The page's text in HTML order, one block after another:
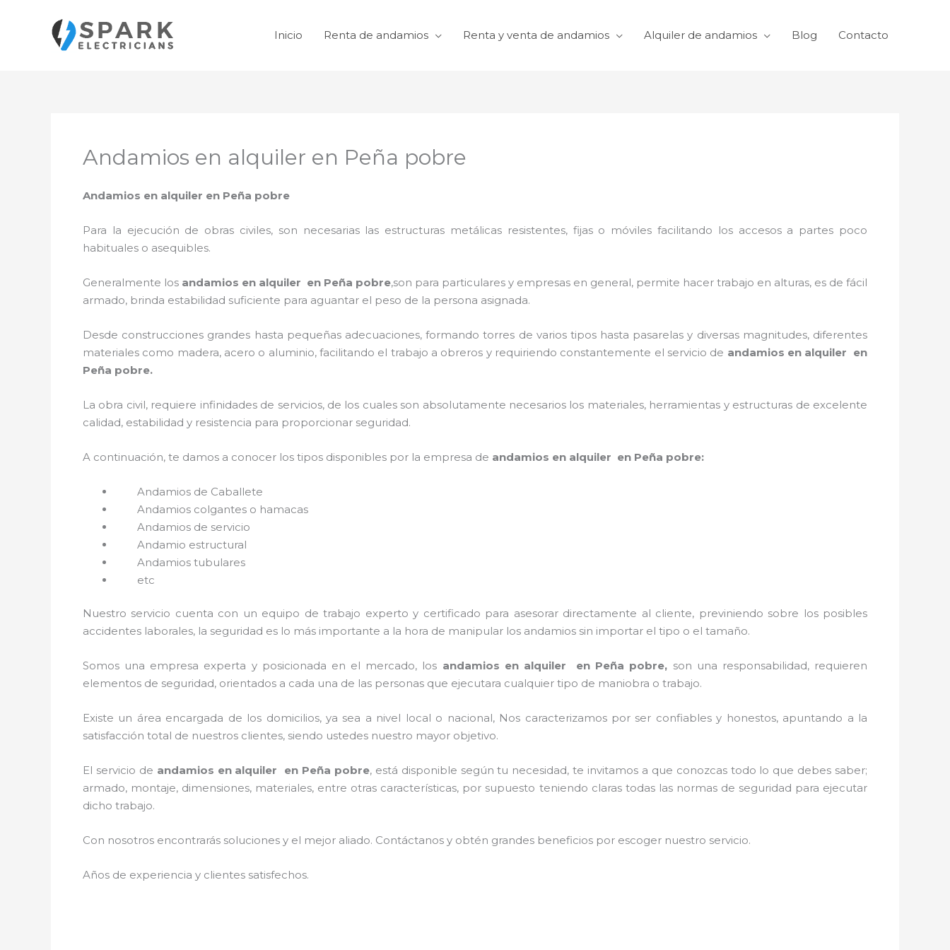
contenido
Inicio Renta de andamios Renta y venta de andamios Alquiler de andamios Blog Contacto
Andamios en alquiler en Peña pobre
Andamios en alquiler en Peña pobre
Para la ejecución de obras civiles, son necesarias las estructuras metálicas resistentes, fijas o móviles facilitando los accesos a partes poco
habituales o asequibles.
Generalmente los andamios en alquiler en Peña pobre,son para particulares y empresas en general, permite hacer trabajo en alturas, es de fácil
armado, brinda estabilidad suficiente para aguantar el peso de la persona asignada.
Desde construcciones grandes hasta pequeñas adecuaciones, formando torres de varios tipos hasta pasarelas y diversas magnitudes, diferentes
materiales como madera, acero o aluminio, facilitando el trabajo a obreros y requiriendo constantemente el servicio de andamios en alquiler en
Peña pobre.
La obra civil, requiere infinidades de servicios, de los cuales son absolutamente necesarios los materiales, herramientas y estructuras de excelente
calidad, estabilidad y resistencia para proporcionar seguridad.
A continuación, te damos a conocer los tipos disponibles por la empresa de andamios en alquiler en Peña pobre:
Andamios de Caballete
Andamios colgantes o hamacas
Andamios de servicio
Andamio estructural
Andamios tubulares
etc
Nuestro servicio cuenta con un equipo de trabajo experto y certificado para asesorar directamente al cliente, previniendo sobre los posibles
accidentes laborales, la seguridad es lo más importante a la hora de manipular los andamios sin importar el tipo o el tamaño.
Somos una empresa experta y posicionada en el mercado, los andamios en alquiler en Peña pobre, son una responsabilidad, requieren
elementos de seguridad, orientados a cada una de las personas que ejecutara cualquier tipo de maniobra o trabajo.
Existe un área encargada de los domicilios, ya sea a nivel local o nacional, Nos caracterizamos por ser confiables y honestos, apuntando a la
satisfacción total de nuestros clientes, siendo ustedes nuestro mayor objetivo.
El servicio de andamios en alquiler en Peña pobre, está disponible según tu necesidad, te invitamos a que conozcas todo lo que debes saber;
armado, montaje, dimensiones, materiales, entre otras características, por supuesto teniendo claras todas las normas de seguridad para ejecutar
dicho trabajo.
Con nosotros encontrarás soluciones y el mejor aliado. Contáctanos y obtén grandes beneficios por escoger nuestro servicio.
Años de experiencia y clientes satisfechos.